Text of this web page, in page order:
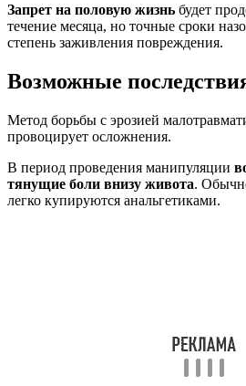
Запрет на половую жизнь будет
течение месяца, но точные сроки
степень заживления повреждения.
Возможные
Метод борьбы с эрозией
провоцирует осложнения.
В период проведения манипуляции
тянущие боли внизу живота.
легко купируются анальгетиками.